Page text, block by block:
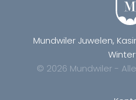
Mundwiler Juwelen,
© 2026 Mundwiler -